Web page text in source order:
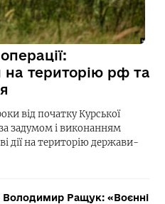
на територію рф та
від початку Курської
задумом і виконанням
дії на територію держави-
Володимир Ращук: «Воєнні